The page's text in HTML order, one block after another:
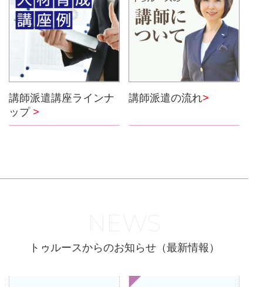
講師派遣講座ラインナ
ップ >
講師派遣の流れ>
NEWS
トゥルースからのお知らせ（最新情報）